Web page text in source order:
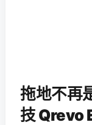
拖地不再
技 Qrevo